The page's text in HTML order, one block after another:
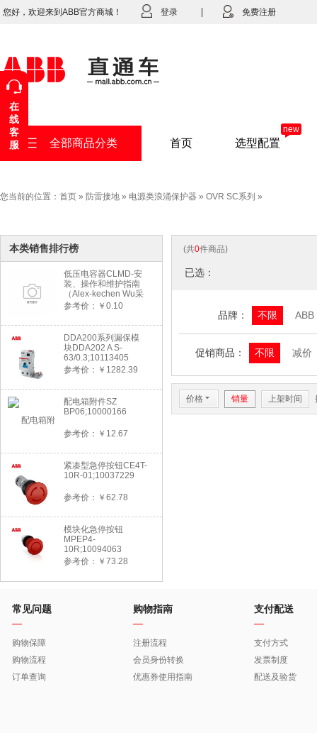
您好，欢迎来到ABB官方商城！ 登录 免费注册
全部商品分类 首页 选型配置
new
您当前的位置： 首页 » 防雷接地 » 电源类浪涌保护器 » OVR SC系列 »
本类销售排行榜
低压电容器CLMD-安
装、操作和维护指南
（Alex-kechen Wu采
购）-2022年版
参考价：￥0.10
DDA200系列漏保模
块DDA202 A S-
63/0.3;10113405
参考价：￥1282.39
配电箱附件SZ
BP06;10000166
参考价：￥12.67
紧凑型急停按钮CE4T-
10R-01;10037229
参考价：￥62.78
模块化急停按钮
MPEP4-
10R;10094063
参考价：￥73.28
(共0件商品)
已选：
品牌： 不限 ABB
促销商品： 不限 减价
价格 6 销量 上架时间
常见问题
购物保障
购物流程
订单查询
购物指南
注册流程
会员身份转换
优惠券使用指南
支付配送
支付方式
发票制度
配送及验货
在
线
客
服